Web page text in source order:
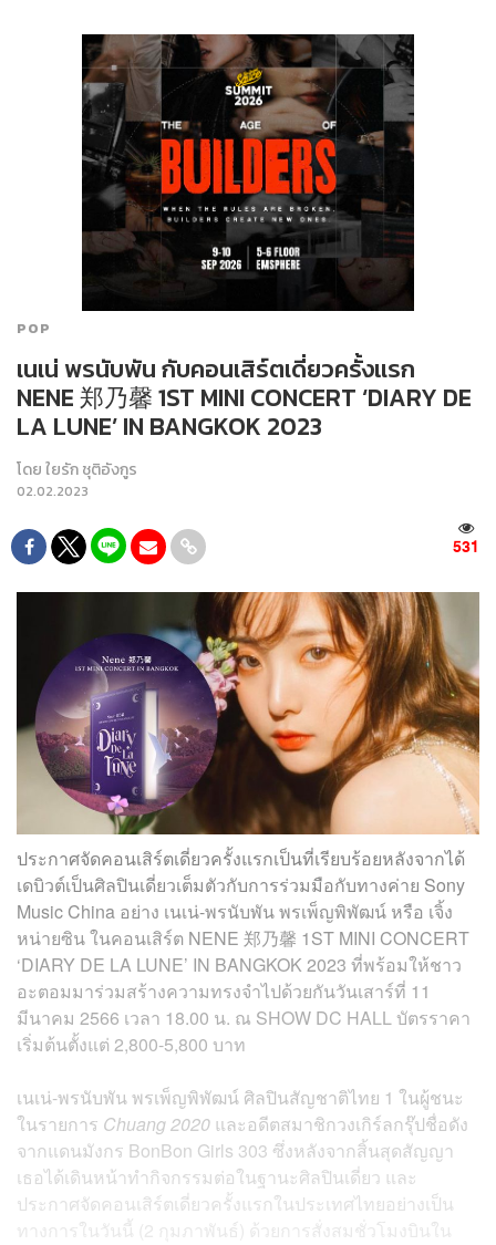
POP
เนเน่ พรนับพัน กับคอนเสิร์ตเดี่ยวครั้งแรก
NENE 郑乃馨 1ST MINI CONCERT ‘DIARY DE
LA LUNE’ IN BANGKOK 2023
โดยใยรัก ชุติอังกูร
02.02.2023
531
ประกาศจัดคอนเสิร์ตเดี่ยวครั้งแรกเป็นที่เรียบร้อยหลังจากได้
เดบิวต์เป็นศิลปินเดี่ยวเต็มตัวกับการร่วมมือกับทางค่าย Sony
Music China อย่าง เนเน่-พรนับพันพรเพ็ญพิพัฒน์ หรือ เจิ้ง
หน่ายซินในคอนเสิร์ต NENE 郑乃馨 1ST MINI CONCERT
‘DIARY DE LA LUNE’ IN BANGKOK 2023 ที่พร้อมให้ชาว
อะตอมมาร่วมสร้างความทรงจำไปด้วยกันวันเสาร์ที่ 11
มีนาคม 2566 เวลา 18.00 น. ณ SHOW DC HALLบัตรราคา
เริ่มต้นตั้งแต่ 2,800-5,800 บาท
เนเน่-พรนับพันพรเพ็ญพิพัฒน์ ศิลปินสัญชาติไทย 1 ในผู้ชนะ
ในรายการ Chuang 2020 และอดีตสมาชิกวงเกิร์ลกรุ๊ปชื่อดัง
จากแดนมังกร BonBon Girls 303 ซึ่งหลังจากสิ้นสุดสัญญา
เธอได้เดินหน้าทำกิจกรรมต่อในฐานะศิลปินเดี่ยว และ
ประกาศจัดคอนเสิร์ตเดี่ยวครั้งแรกในประเทศไทยอย่างเป็น
ทางการในวันนี้ (2 กุมภาพันธ์) ด้วยการสั่งสมชั่วโมงบินใน